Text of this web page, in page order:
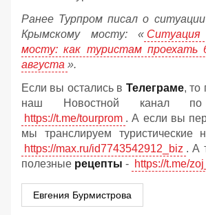
Ранее Турпром писал о
Крымскому мосту: «
мосту: как туристам проехать
августа ».
Если вы остались в Телеграме, то
наш Новостной канал
https://t.me/tourprom . А если вы
мы транслируем туристические
https://max.ru/id7743542912_biz . А
полезные рецепты - https://t.me/
Евгения Бурмистрова